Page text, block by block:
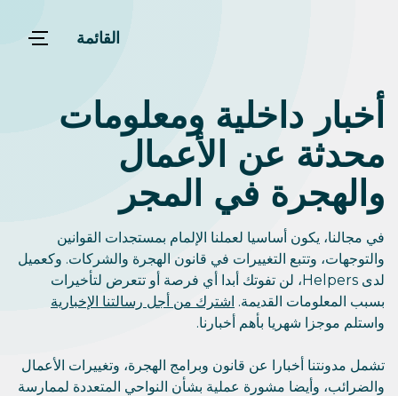
القائمة
أخبار داخلية ومعلومات
محدثة عن الأعمال
والهجرة في المجر
في مجالنا، يكون أساسيا لعملنا الإلمام بمستجدات القوانين
والتوجهات، وتتبع التغييرات في قانون الهجرة والشركات. وكعميل
لدى Helpers، لن تفوتك أبدا أي فرصة أو تتعرض لتأخيرات
بسبب المعلومات القديمة. اشترك من أجل رسالتنا الإخبارية
واستلم موجزا شهريا بأهم أخبارنا.
تشمل مدونتنا أخبارا عن قانون وبرامج الهجرة، وتغييرات الأعمال
والضرائب، وأيضا مشورة عملية بشأن النواحي المتعددة لممارسة